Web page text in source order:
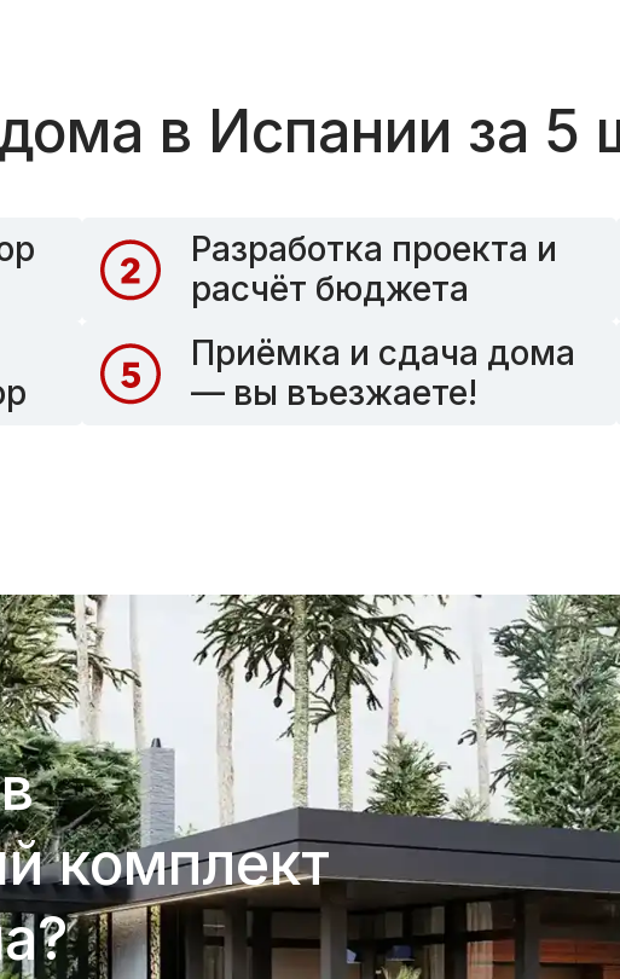
в Испании за 5
Разработка проекта и
расчёт бюджета
Приёмка и сдача дома
— вы въезжаете!
комплект